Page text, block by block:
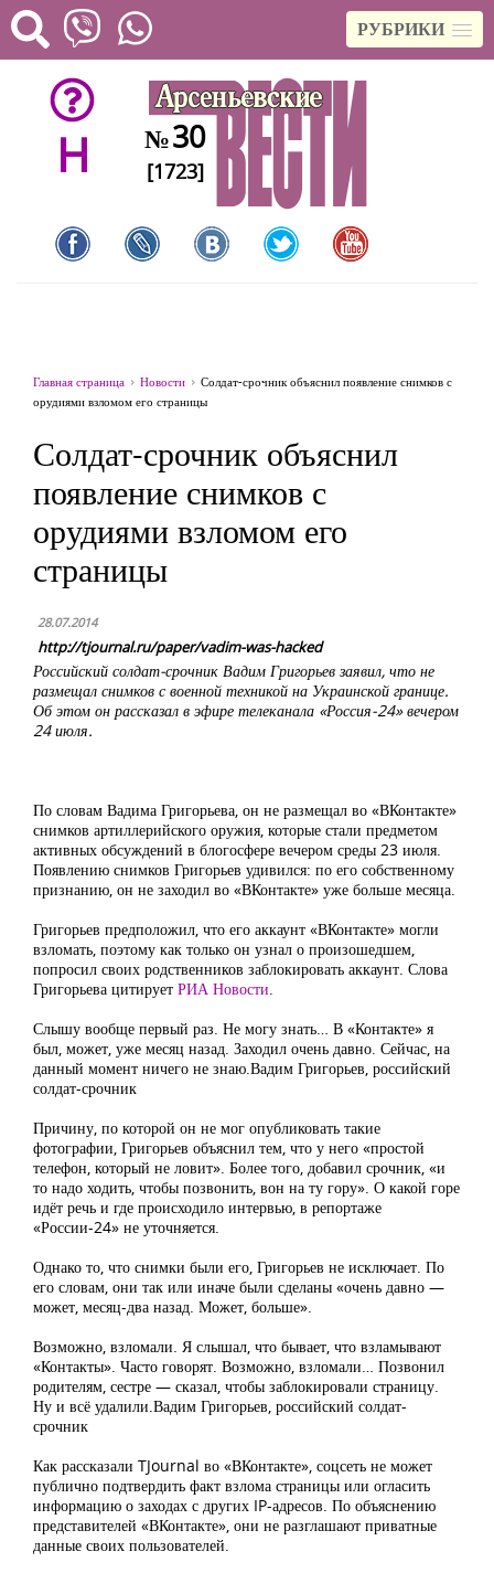
РУБРИКИ
H №30
[1723]
Главная страница Новости
Солдат-срочник объяснил появление снимков с
орудиями взломом его страницы
Солдат-срочник объяснил
появление снимков с
орудиями взломом его
страницы
28.07.2014
http://tjournal.ru/paper/vadim-was-hacked
Российский солдат-срочник Вадим Григорьев заявил, что не
размещал снимков с военной техникой на Украинской границе.
Об этом он рассказал в эфире телеканала «Россия-24» вечером
24 июля.
По словам Вадима Григорьева, он не размещал во «ВКонтакте»
снимков артиллерийского оружия, которые стали предметом
активных обсуждений в блогосфере вечером среды 23 июля.
Появлению снимков Григорьев удивился: по его собственному
признанию, он не заходил во «ВКонтакте» уже больше месяца.
Григорьев предположил, что его аккаунт «ВКонтакте» могли
взломать, поэтому как только он узнал о произошедшем,
попросил своих родственников заблокировать аккаунт. Слова
Григорьева цитирует РИА Новости.
Слышу вообще первый раз. Не могу знать… В «Контакте» я
был, может, уже месяц назад. Заходил очень давно. Сейчас, на
данный момент ничего не знаю.Вадим Григорьев, российский
солдат-срочник
Причину, по которой он не мог опубликовать такие
фотографии, Григорьев объяснил тем, что у него «простой
телефон, который не ловит». Более того, добавил срочник, «и
то надо ходить, чтобы позвонить, вон на ту гору». О какой горе
идёт речь и где происходило интервью, в репортаже
«России-24» не уточняется.
Однако то, что снимки были его, Григорьев не исключает. По
его словам, они так или иначе были сделаны «очень давно —
может, месяц-два назад. Может, больше».
Возможно, взломали. Я слышал, что бывает, что взламывают
«Контакты». Часто говорят. Возможно, взломали… Позвонил
родителям, сестре — сказал, чтобы заблокировали страницу.
Ну и всё удалили.Вадим Григорьев, российский солдат-
срочник
Как рассказали TJournal во «ВКонтакте», соцсеть не может
публично подтвердить факт взлома страницы или огласить
информацию о заходах с других IP-адресов. По объяснению
представителей «ВКонтакте», они не разглашают приватные
данные своих пользователей.